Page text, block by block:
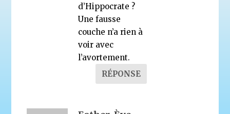
d’Hippocrate ?
Une fausse
couche n’a rien à
voir avec
l’avortement.
RÉPONSE